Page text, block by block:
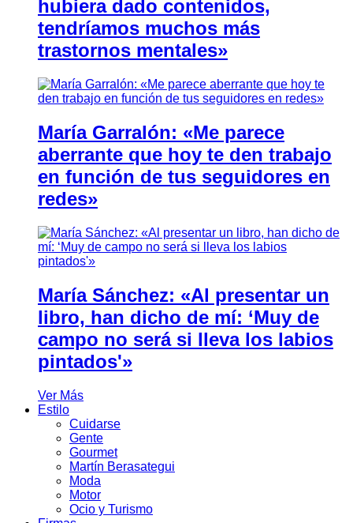
hubiera dado contenidos,
tendríamos muchos más
trastornos mentales»
María Garralón: «Me parece
aberrante que hoy te den trabajo
en función de tus seguidores en
redes»
María Sánchez: «Al presentar un
libro, han dicho de mí: ‘Muy de
campo no será si lleva los labios
pintados'»
Ver Más
Estilo
Cuidarse
Gente
Gourmet
Martín Berasategui
Moda
Motor
Ocio y Turismo